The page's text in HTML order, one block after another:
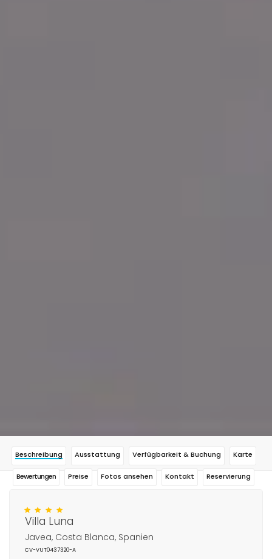
Beschreibung Ausstattung Verfügbarkeit & Buchung Karte
Bewertungen Preise Fotos ansehen Kontakt Reservierung
Villa Luna
Javea, Costa Blanca, Spanien
CV-VUT0437320-A